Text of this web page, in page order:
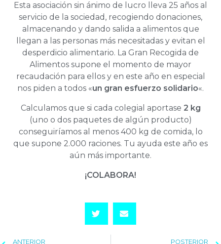
Esta asociación sin ánimo de lucro lleva 25 años al
servicio de la sociedad, recogiendo donaciones,
almacenando y dando salida a alimentos que
llegan a las personas más necesitadas y evitan el
desperdicio alimentario. La Gran Recogida de
Alimentos supone el momento de mayor
recaudación para ellos y en este año en especial
nos piden a todos «un gran esfuerzo solidario«.
Calculamos que si cada colegial aportase 2 kg
(uno o dos paquetes de algún producto)
conseguiríamos al menos 400 kg de comida, lo
que supone 2.000 raciones. Tu ayuda este año es
aún más importante.
¡COLABORA!
ANTERIOR POSTERIOR